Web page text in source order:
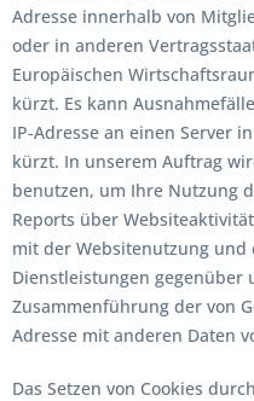
Adresse innerhalb von
oder in anderen
Europäischen
kürzt. Es kann
IP-Adresse an einen Server
kürzt. In unserem Auftrag
benutzen, um Ihre Nutzung
Reports über
mit der Websitenutzung
Dienstleistungen gegenüber
Zusammenführung der von
Adresse mit anderen Daten
Das Setzen von Cookies